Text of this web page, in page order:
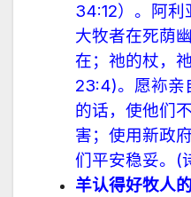
34:12）。阿利
大牧者在死荫
在；祂的杖，
23:4)。愿袮亲
的话，使他们
害；使用新政
们平安稳妥。 (
羊认得好牧人的